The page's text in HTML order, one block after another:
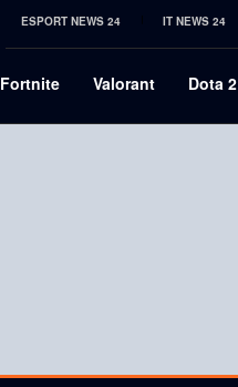
ESPORT NEWS 24 IT NEWS 24
Fortnite Valorant Dota 2